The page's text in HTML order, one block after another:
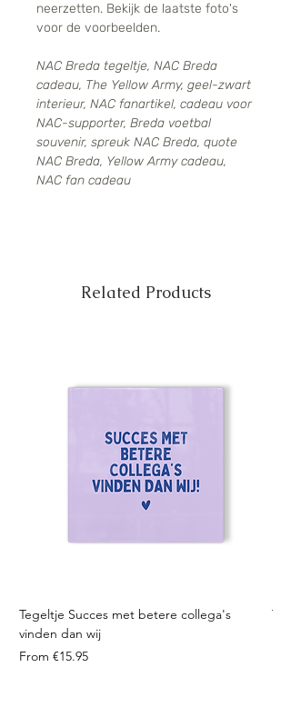
neerzetten. Bekijk de laatste foto's
voor de voorbeelden.
NAC Breda tegeltje, NAC Breda
cadeau, The Yellow Army, geel-zwart
interieur, NAC fanartikel, cadeau voor
NAC-supporter, Breda voetbal
souvenir, spreuk NAC Breda, quote
NAC Breda, Yellow Army cadeau,
NAC fan cadeau
Related Products
Tegeltje Succes met betere collega's
vinden dan wij
From €15.95
Sale Price